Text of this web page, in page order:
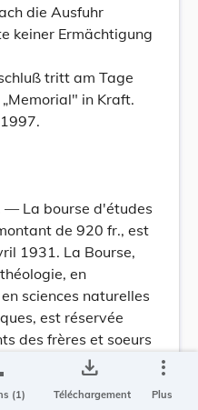
die Ausfuhr
keiner Ermächtigung
tritt am Tage
in Kraft.
La bourse d'études
de 920 fr., est
1931. La Bourse,
en
sciences naturelles
est réservée
des frères et soeurs
de la bourse sont
accompagnée
(1)
save_alt
Téléchargement
more_vert
Plus